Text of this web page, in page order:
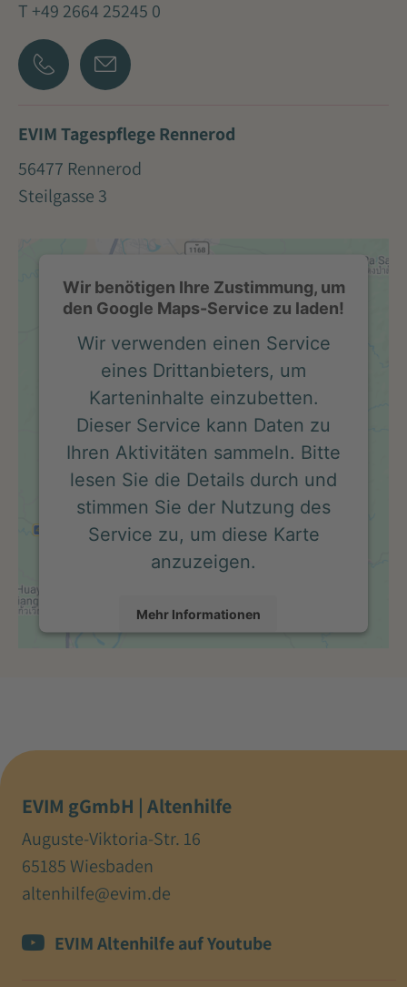
T +49 2664 25245 0
EVIM Tagespflege Rennerod
56477 Rennerod
Steilgasse 3
Wir benötigen Ihre Zustimmung, um
den Google Maps-Service zu laden!
Wir verwenden einen Service
eines Drittanbieters, um
Karteninhalte einzubetten.
Dieser Service kann Daten zu
Ihren Aktivitäten sammeln. Bitte
lesen Sie die Details durch und
stimmen Sie der Nutzung des
Service zu, um diese Karte
anzuzeigen.
Mehr Informationen
EVIM gGmbH | Altenhilfe
Auguste-Viktoria-Str. 16
65185 Wiesbaden
altenhilfe@evim.de
EVIM Altenhilfe auf Youtube